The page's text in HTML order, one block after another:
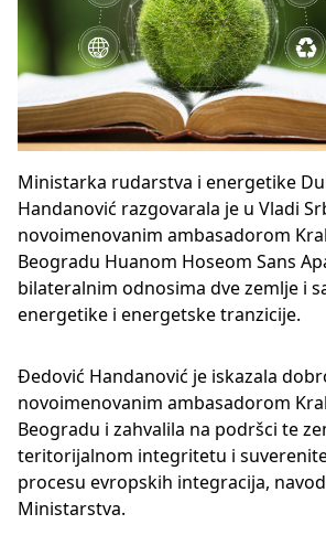
Ministarka rudarstva i energetike
Handanović razgovarala je u Vladi
novoimenovanim ambasadorom
Beogradu Huanom Hoseom Sans
bilateralnim odnosima dve zemlje i
energetike i energetske tranzicije.
Đedović Handanović je iskazala
novoimenovanim ambasadorom
Beogradu i zahvalila na podršci te
teritorijalnom integritetu i
procesu evropskih integracija,
Ministarstva.